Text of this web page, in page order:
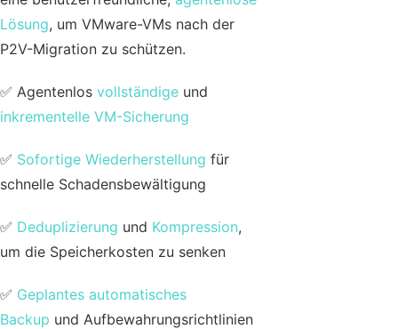
Lösung, um VMware-VMs nach der
P2V-Migration zu schützen.
✅ Agentenlos vollständige und
inkrementelle VM-Sicherung
✅ Sofortige Wiederherstellung für
schnelle Schadensbewältigung
✅ Deduplizierung und Kompression,
um die Speicherkosten zu senken
✅ Geplantes automatisches
Backup und Aufbewahrungsrichtlinien